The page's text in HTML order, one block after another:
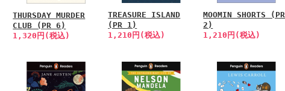
THURSDAY MURDER
CLUB (PR 6)
1,320円(税込)
TREASURE ISLAND
(PR 1)
1,210円(税込)
MOOMIN SHORTS (PR
2)
1,210円(税込)